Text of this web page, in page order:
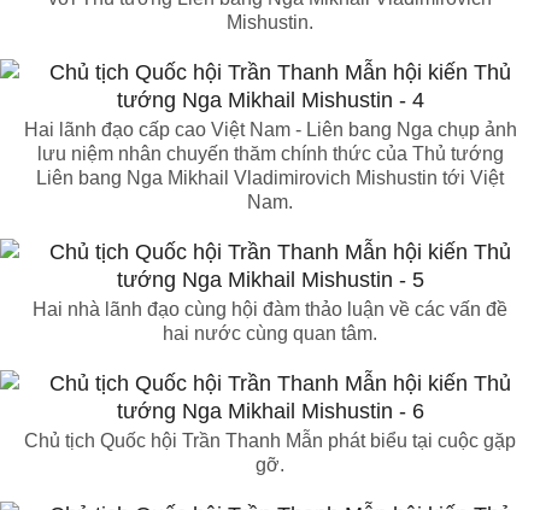
Mishustin.
Hai lãnh đạo cấp cao Việt Nam - Liên bang Nga chụp ảnh
lưu niệm nhân chuyến thăm chính thức của Thủ tướng
Liên bang Nga Mikhail Vladimirovich Mishustin tới Việt
Nam.
Hai nhà lãnh đạo cùng hội đàm thảo luận về các vấn đề
hai nước cùng quan tâm.
Chủ tịch Quốc hội Trần Thanh Mẫn phát biểu tại cuộc gặp
gỡ.